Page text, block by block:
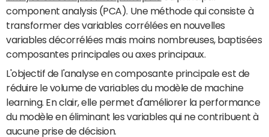
component analysis (PCA). Une méthode qui consiste à
transformer des variables corrélées en nouvelles
variables décorrélées mais moins nombreuses, baptisées
composantes principales ou axes principaux.
L'objectif de l'analyse en composante principale est de
réduire le volume de variables du modèle de machine
learning. En clair, elle permet d'améliorer la performance
du modèle en éliminant les variables qui ne contribuent à
aucune prise de décision.